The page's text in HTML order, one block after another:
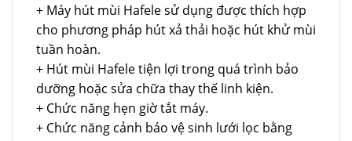
+ Máy hút mùi Hafele sử dụng được thích hợp
cho phương pháp hút xả thải hoặc hút khử mùi
tuần hoàn.
+ Hút mùi Hafele tiện lợi trong quá trình bảo
dưỡng hoặc sửa chữa thay thế linh kiện.
+ Chức năng hẹn giờ tắt máy.
+ Chức năng cảnh báo vệ sinh lưới lọc bằng